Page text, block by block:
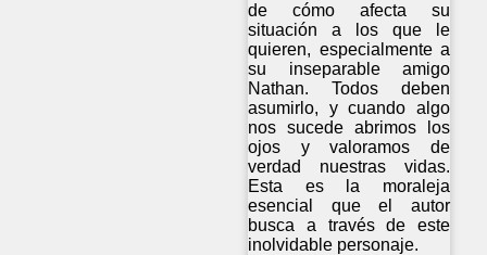
de cómo afecta su
situación a los que le
quieren, especialmente a
su inseparable amigo
Nathan. Todos deben
asumirlo, y cuando algo
nos sucede abrimos los
ojos y valoramos de
verdad nuestras vidas.
Esta es la moraleja
esencial que el autor
busca a través de este
inolvidable personaje.